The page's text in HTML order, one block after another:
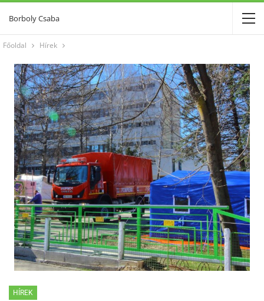
Borboly Csaba
Főoldal Hírek
HÍREK